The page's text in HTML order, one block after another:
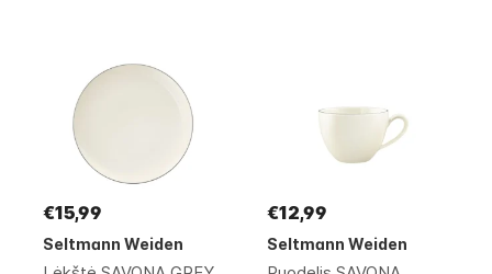
€15,99
Seltmann Weiden
€12,99
Seltmann Weiden